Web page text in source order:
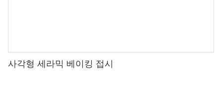
사각형 세라믹 베이킹 접시